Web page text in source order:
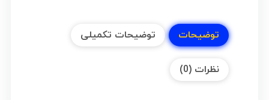
توضیحات توضیحات تکمیلی
نظرات (0)